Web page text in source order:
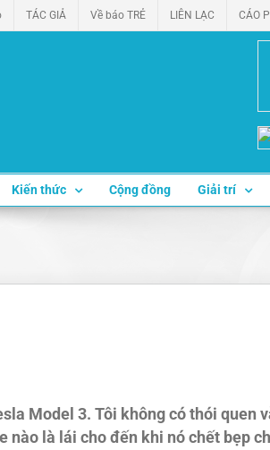
TÁC GIẢ Về báo TRẺ LIÊN LẠC CÁO
Kiến thức Cộng đồng Giải trí
Model 3. Tôi không có thói quen
nào là lái cho đến khi nó chết bẹp